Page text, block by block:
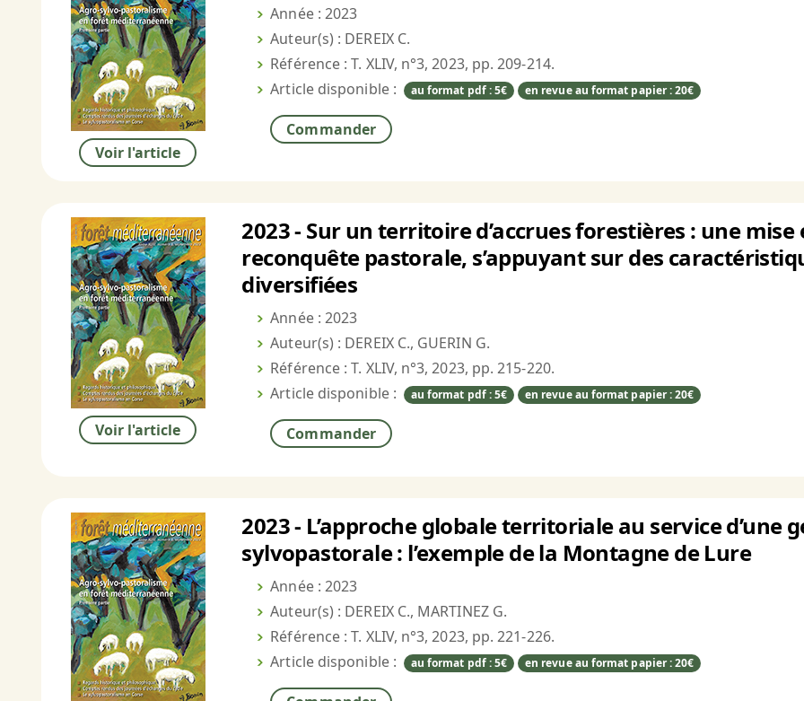
Voir l'article
Année : 2023
Auteur(s) : DEREIX C.
Référence : T. XLIV, n°3, 2023, pp. 209-214.
Article disponible :
au format pdf : 5€ en revue au format papier : 20€
Commander
Voir l'article
2023 - Sur un territoire d’accrues forestières : une
reconquête pastorale, s’appuyant sur des
diversifiées
Année : 2023
Auteur(s) : DEREIX C., GUERIN G.
Référence : T. XLIV, n°3, 2023, pp. 215-220.
Article disponible :
au format pdf : 5€ en revue au format papier : 20€
Commander
2023 - L’approche globale territoriale au service d’une
sylvopastorale : l’exemple de la Montagne de Lure
Année : 2023
Auteur(s) : DEREIX C., MARTINEZ G.
Référence : T. XLIV, n°3, 2023, pp. 221-226.
Article disponible :
au format pdf : 5€ en revue au format papier : 20€